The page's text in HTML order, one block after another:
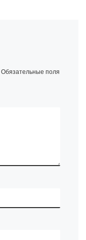
Обязательные поля